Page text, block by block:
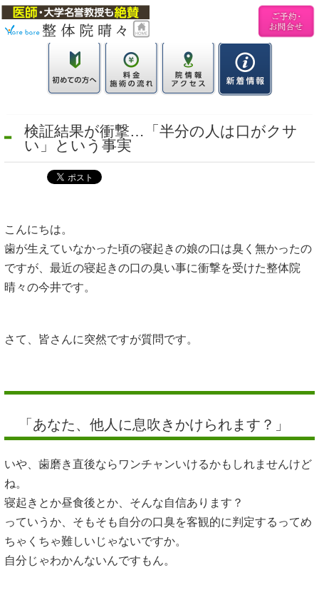
検証結果が衝撃…「半分の人は口がクサ
い」という事実
こんにちは。
歯が生えていなかった頃の寝起きの娘の口は臭く無かったの
ですが、最近の寝起きの口の臭い事に衝撃を受けた整体院
晴々の今井です。
さて、皆さんに突然ですが質問です。
「あなた、他人に息吹きかけられます？」
いや、歯磨き直後ならワンチャンいけるかもしれませんけど
ね。
寝起きとか昼食後とか、そんな自信あります？
っていうか、そもそも自分の口臭を客観的に判定するってめ
ちゃくちゃ難しいじゃないですか。
自分じゃわかんないんですもん。